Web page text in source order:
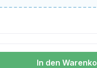
Wert ein oder
In den